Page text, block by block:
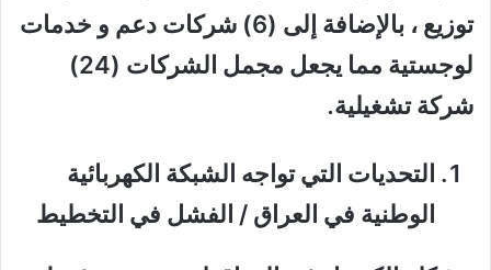
توزيع ، بالإضافة إلى (6) شركات دعم و خدمات
لوجستية مما يجعل مجمل الشركات (24)
شركة تشغيلية.
التحديات التي تواجه الشبكة الكهربائية
الوطنية في العراق / الفشل في التخطيط